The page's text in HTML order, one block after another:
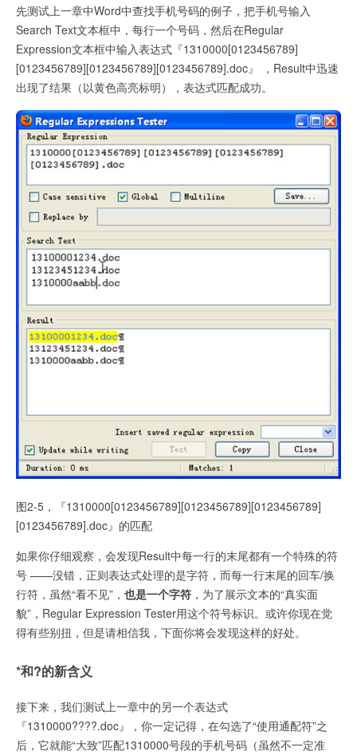
先测试上一章中Word中查找手机号码的例子，把手机号输入
Search Text文本框中，每行一个号码，然后在Regular
Expression文本框中输入表达式『1310000[0123456789]
[0123456789][0123456789][0123456789].doc』 ，Result中迅速
出现了结果（以黄色高亮标明），表达式匹配成功。
图2-5，『1310000[0123456789][0123456789][0123456789]
[0123456789].doc』的匹配
如果你仔细观察，会发现Result中每一行的末尾都有一个特殊的符
号 ——没错，正则表达式处理的是字符，而每一行末尾的回车/换
行符，虽然“看不见”， 也是一个字符 ，为了展示文本的“真实面
貌”，Regular Expression Tester用这个符号标识。或许你现在觉
得有些别扭，但是请相信我，下面你将会发现这样的好处。
*和?的新含义
接下来，我们测试上一章中的另一个表达式
『1310000????.doc』，你一定记得，在勾选了“使用通配符”之
后，它就能“大致”匹配1310000号段的手机号码（虽然不一定准